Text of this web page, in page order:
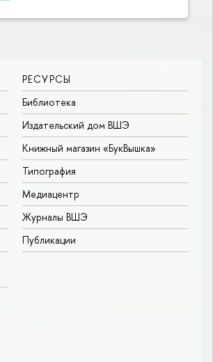
РЕСУРСЫ
Библиотека
Издательский дом ВШЭ
Книжный магазин «БукВышка»
Типография
Медиацентр
Журналы ВШЭ
Публикации